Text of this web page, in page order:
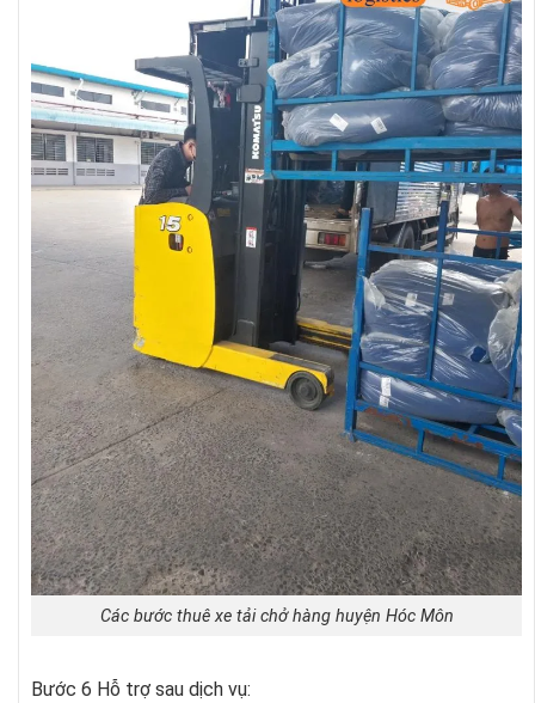
Các bước thuê xe tải chở hàng huyện Hóc Môn
Bước 6 Hỗ trợ sau dịch vụ: